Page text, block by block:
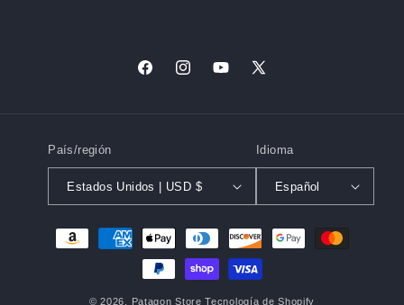
FacebookInstagramYouTube
X
País/región
Estados Unidos | USD $
Idioma
Español
Formas
© 2026, Patagon Store Tecnología de Shopify